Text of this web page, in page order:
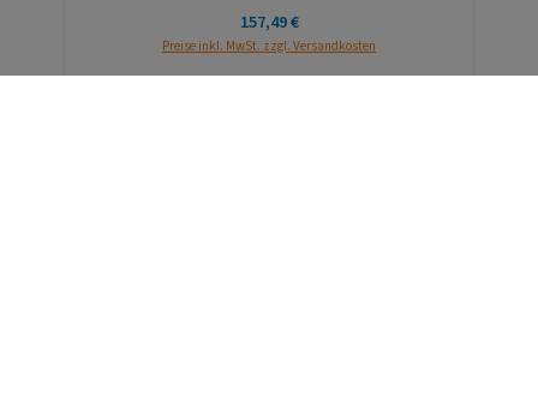
Regulärer Preis:
157,49 €
Preise inkl. MwSt. zzgl. Versandkosten